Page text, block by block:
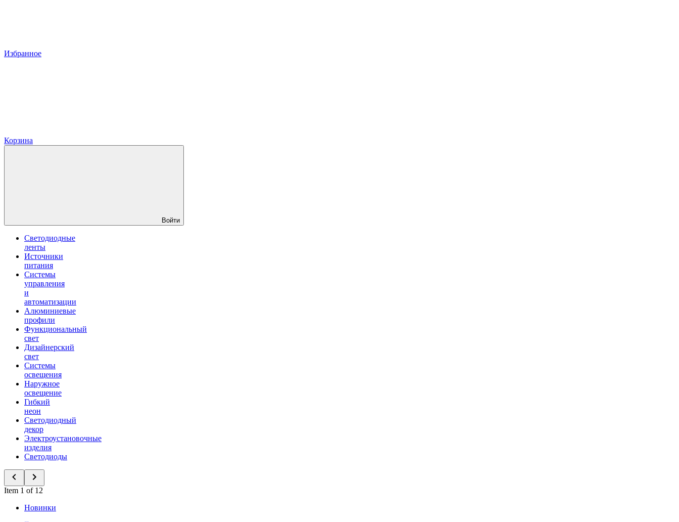
Избранное
Корзина
Войти
Светодиодные
ленты
Источники
питания
Системы
управления
и
автоматизации
Алюминиевые
профили
Функциональный
свет
Дизайнерский
свет
Системы
освещения
Наружное
освещение
Гибкий
неон
Светодиодный
декор
Электроустановочные
изделия
Светодиоды
Item 1 of 12
Новинки